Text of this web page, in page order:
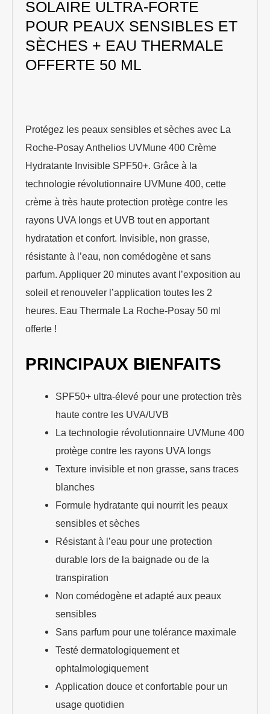
SOLAIRE ULTRA-FORTE
POUR PEAUX SENSIBLES ET
SÈCHES + EAU THERMALE
OFFERTE 50 ML
Protégez les peaux sensibles et sèches avec La
Roche-Posay Anthelios UVMune 400 Crème
Hydratante Invisible SPF50+. Grâce à la
technologie révolutionnaire UVMune 400, cette
crème à très haute protection protège contre les
rayons UVA longs et UVB tout en apportant
hydratation et confort. Invisible, non grasse,
résistante à l’eau, non comédogène et sans
parfum. Appliquer 20 minutes avant l’exposition au
soleil et renouveler l’application toutes les 2
heures. Eau Thermale La Roche-Posay 50 ml
offerte !
PRINCIPAUX BIENFAITS
SPF50+ ultra-élevé pour une protection très
haute contre les UVA/UVB
La technologie révolutionnaire UVMune 400
protège contre les rayons UVA longs
Texture invisible et non grasse, sans traces
blanches
Formule hydratante qui nourrit les peaux
sensibles et sèches
Résistant à l’eau pour une protection
durable lors de la baignade ou de la
transpiration
Non comédogène et adapté aux peaux
sensibles
Sans parfum pour une tolérance maximale
Testé dermatologiquement et
ophtalmologiquement
Application douce et confortable pour un
usage quotidien